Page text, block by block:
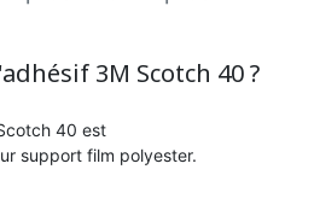
3M Scotch 40 ?
40 est
support film polyester.